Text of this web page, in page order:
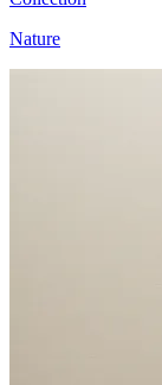
Nature